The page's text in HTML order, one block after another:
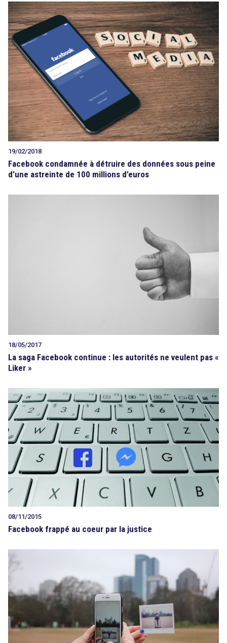
19/02/2018
Facebook condamnée à détruire des données sous peine
d’une astreinte de 100 millions d’euros
18/05/2017
La saga Facebook continue : les autorités ne veulent pas «
Liker »
08/11/2015
Facebook frappé au coeur par la justice